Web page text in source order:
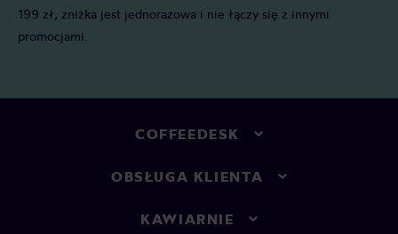
199 zł, zniżka jest jednorazowa i nie łączy się z innymi
promocjami.
COFFEEDESK
OBSŁUGA KLIENTA
KAWIARNIE